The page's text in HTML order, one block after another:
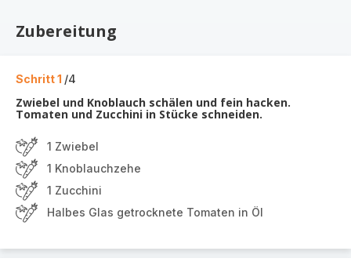
Zubereitung
Schritt 1 /4
Zwiebel und Knoblauch schälen und fein hacken.
Tomaten und Zucchini in Stücke schneiden.
1 Zwiebel
1 Knoblauchzehe
1 Zucchini
Halbes Glas getrocknete Tomaten in Öl